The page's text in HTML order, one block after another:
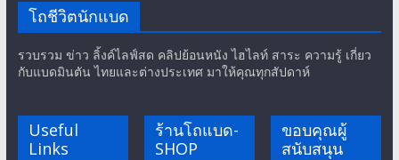
โถชีวิตนักแบด
รวบรวม ข่าว ลิ้งค์ไลฟ์สด คลิปย้อนหนัง ไฮไลท์ สาระ ความรู้ เกี่ยว
กับแบดมินตัน ไทยและต่างประเทศ มาให้คุณทุกสัปดาห์
Useful
Links
ร้านโถแบด-
SHOP
ขอบคุณผู้
สนับสนุน